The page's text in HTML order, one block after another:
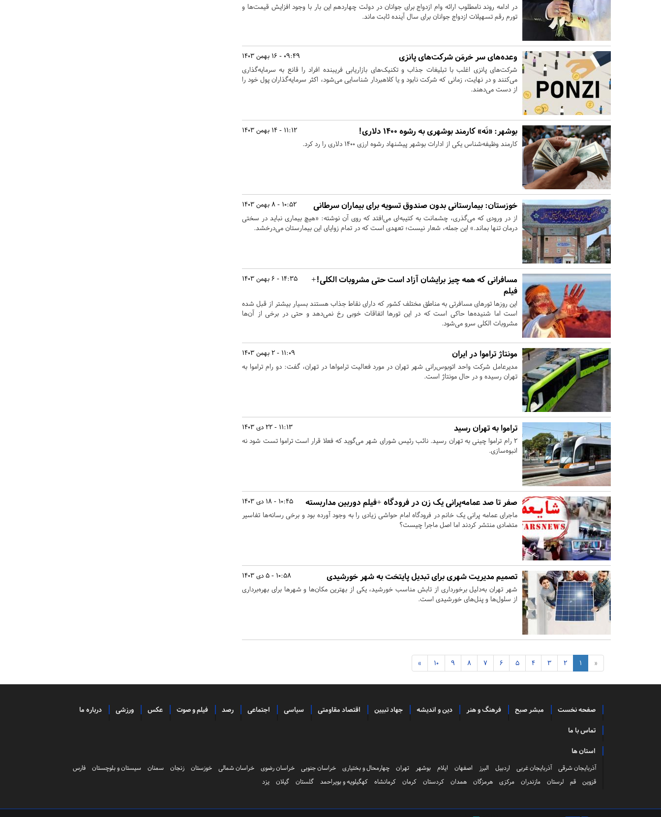
در ادامه روند نامطلوب ارائه وام ازدواج برای جوانان در دولت چهاردهم این بار با وجود افزایش قیمت‌ها و
تورم رقم تسهیلات ازدواج جوانان برای سال آینده ثابت ماند.
09:49 - 16 بهمن 1403 وعده‌های سر خرمَن شرکت‌های پانزی
شرکت‌های پانزی اغلب با تبلیغات جذاب و تکنیک‌های بازاریابی فریبنده افراد را قانع به سرمایه‌گذاری
می‌کنند و در نهایت، زمانی که شرکت نابود و یا کلاهبردار شناسایی می‌شود، اکثر سرمایه‌گذاران پول خود را
از دست می‌دهند.
11:12 - 14 بهمن 1403 بوشهر: «نَه» کارمند بوشهری به رشوه ۱۴۰۰ دلاری!
کارمند وظیفه‌شناس یکی از ادارات بوشهر پیشنهاد رشوه ارزی ۱۴۰۰ دلاری را رد کرد.
10:52 - 8 بهمن 1403 خوزستان: بیمارستانی بدون صندوق تسویه برای بیماران سرطانی
از در ورودی که می‌گذری، چشمانت به کتیبه‌ای می‌افتد که روی آن نوشته: «هیچ بیماری نباید در سختی
درمان تنها بماند.» این جمله، شعار نیست؛ تعهدی است که در تمام زوایای این بیمارستان می‌درخشد.
14:35 - 6 بهمن 1403
مسافرانی که همه چیز برایشان آزاد است حتی مشروبات الکلی!+
فیلم
این روزها تورهای مسافرتی به مناطق مختلف کشور که دارای نقاط جذاب هستند بسیار بیشتر از قبل شده
است اما شنیده‌ها حاکی است که در این تورها اتفاقات خوبی رخ نمی‌دهد و حتی در برخی از آن‌ها
مشروبات الکلی سرو می‌شود.
11:09 - 2 بهمن 1403 مونتاژ تراموا در ایران
مدیرعامل شرکت واحد اتوبوس‌رانی شهر تهران در مورد فعالیت ترامواها در تهران، گفت: دو رام تراموا به
تهران رسیده و در حال مونتاژ است.
11:13 - 22 دی 1403 تراموا به تهران رسید
٢ رام تراموا چینی به تهران رسید. نائب رئیس شورای شهر می‌گوید که فعلا قرار است تراموا تست شود نه
انبوه‌سازی.
10:45 - 18 دی 1403 صفر تا صد عمامه‌پرانی یک زن در فرودگاه +فیلم دوربین مداربسته
ماجرای عمامه پرانی یک خانم در فرودگاه امام حواشی زیادی را به وجود آورده بود و برخی رسانه‌ها تفاسیر
متضادی منتشر کردند اما اصل ماجرا چیست؟
10:58 - 5 دی 1403 تصمیم مدیریت شهری برای تبدیل پایتخت به شهر خورشیدی
شهر تهران به‌دلیل برخورداری از تابش مناسب خورشید، یکی از بهترین مکان‌ها و شهرها برای بهره‌برداری
از سلول‌ها و پنل‌های خورشیدی است.
«
1
2
3
4
5
6
7
8
9
10
»
صفحه نخست مبشر صبح فرهنگ و هنر دین و اندیشه جهاد تبیین اقتصاد مقاومتی سیاسی اجتماعی رصد فیلم و صوت عکس ورزشی درباره ما
تماس با ما
استان ها
آذربایجان شرقی آذربایجان غربی اردبیل البرز اصفهان ایلام بوشهر تهران چهارمحال و بختیاری خراسان جنوبی خراسان رضوی خراسان شمالی خوزستان زنجان سمنان سیستان و بلوچستان
فارس
قزوین
قم لرستان مازندران مرکزی هرمزگان همدان کردستان کرمان کرمانشاه کهگیلویه و بویراحمد گلستان گیلان یزد